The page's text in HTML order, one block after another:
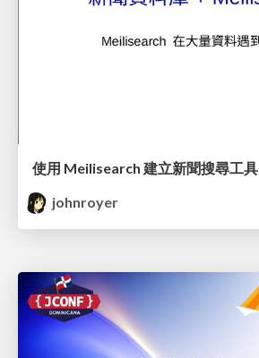
使用 Meilisearch 建立新聞搜尋工具
johnroyer